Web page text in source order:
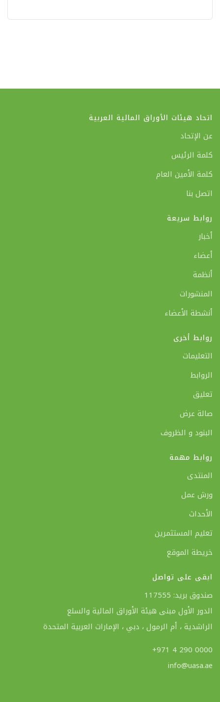
اتحاد هيئات الأوراق المالية العربية
عن الإتحاد
كلمة الرئيس
كلمة الأمين العام
اتصل بنا
روابط سريعة
أخبار
أعضاء
أنظمة
المنشورات
أنشطة الأعضاء
روابط أخرى
التعليمات
الروابط
تعليق
صالة عرض
البنود و الظروف
روابط مهمة
المنتدى
ورش عمل
الأحداث
تعليم المستثمرين
خريطة الموقع
ابقى على تواصل
صندوق بريد: 117555
الدور الأول مبنى هيئة الأوراق المالية والسلع
الراشدية ، أم الرمول ، دبي ، الإمارات العربية المتحدة
+971 4 290 0000
info@uasa.ae